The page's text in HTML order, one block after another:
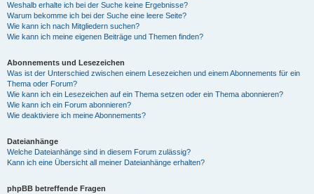
Weshalb erhalte ich bei der Suche keine Ergebnisse?
Warum bekomme ich bei der Suche eine leere Seite?
Wie kann ich nach Mitgliedern suchen?
Wie kann ich meine eigenen Beiträge und Themen finden?
Abonnements und Lesezeichen
Was ist der Unterschied zwischen einem Lesezeichen und einem Abonnements für ein
Thema oder Forum?
Wie kann ich ein Lesezeichen auf ein Thema setzen oder ein Thema abonnieren?
Wie kann ich ein Forum abonnieren?
Wie deaktiviere ich meine Abonnements?
Dateianhänge
Welche Dateianhänge sind in diesem Forum zulässig?
Kann ich eine Übersicht all meiner Dateianhänge erhalten?
phpBB betreffende Fragen